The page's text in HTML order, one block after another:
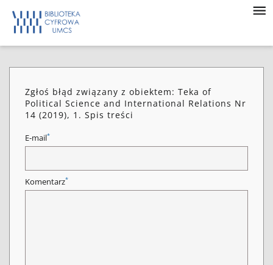
Zgłoś błąd związany z obiektem: Teka of
Political Science and International Relations Nr
14 (2019), 1. Spis treści
E-mail*
Komentarz*